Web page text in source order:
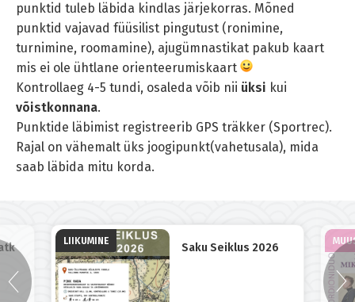
punktid tuleb läbida kindlas järjekorras. Mõned
punktid vajavad füüsilist pingutust (ronimine,
turnimine, roomamine), ajugümnastikat pakub kaart
mis ei ole ühtlane orienteerumiskaart
Kontrollaeg 4-5 tundi, osaleda võib nii üksi kui
võistkonnana.
Punktide läbimist registreerib GPS träkker (Sportrec).
Rajal on vähemalt üks joogipunkt(vahetusala), mida
saab läbida mitu korda.
LIIKUMINE Saku Seiklus 2026